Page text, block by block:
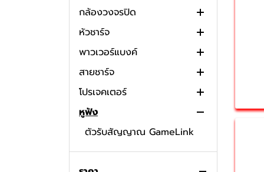
กล้องวงจรปิด
กล้องวงจรปิดภายนอก
กล้องวงจรปิดภายใน
กล้องวงจรปิดโซล่าเซลล์
หัวชาร์จ
หัวชาร์จใช้ทั่วโลก
หัวชาร์จในรถยนต์
หัวปลั๊กแปลงไฟ
หัวชาร์จไอโฟน
หัวชาร์จ type c
USB C HUB
พาวเวอร์แบงค์
เคสพาวเวอร์แบงค์
สายชาร์จ
สายชาร์จ 3 หัว
สาย thunderbolt
สายชาร์จ type c
สายชาร์จไอโฟน
โปรเจคเตอร์
โปรเจคเตอร์พกพา
หูฟัง
ตัวรับสัญญาณ GameLink
หูฟังครอบหูไร้สาย